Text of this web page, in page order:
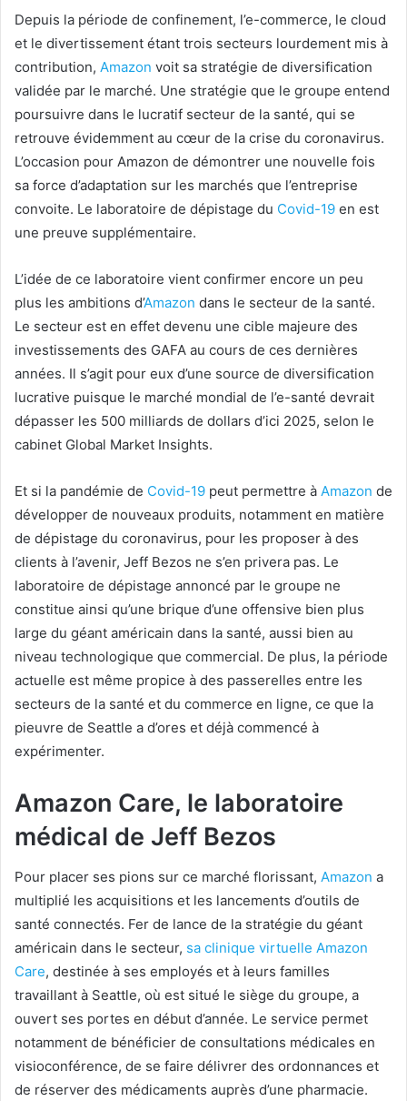
Depuis la période de confinement, l’e-commerce, le cloud
et le divertissement étant trois secteurs lourdement mis à
contribution, Amazon voit sa stratégie de diversification
validée par le marché. Une stratégie que le groupe entend
poursuivre dans le lucratif secteur de la santé, qui se
retrouve évidemment au cœur de la crise du coronavirus.
L’occasion pour Amazon de démontrer une nouvelle fois
sa force d’adaptation sur les marchés que l’entreprise
convoite. Le laboratoire de dépistage du Covid-19 en est
une preuve supplémentaire.
L’idée de ce laboratoire vient confirmer encore un peu
plus les ambitions d’Amazon dans le secteur de la santé.
Le secteur est en effet devenu une cible majeure des
investissements des GAFA au cours de ces dernières
années. Il s’agit pour eux d’une source de diversification
lucrative puisque le marché mondial de l’e-santé devrait
dépasser les 500 milliards de dollars d’ici 2025, selon le
cabinet Global Market Insights.
Et si la pandémie de Covid-19 peut permettre à Amazon de
développer de nouveaux produits, notamment en matière
de dépistage du coronavirus, pour les proposer à des
clients à l’avenir, Jeff Bezos ne s’en privera pas. Le
laboratoire de dépistage annoncé par le groupe ne
constitue ainsi qu’une brique d’une offensive bien plus
large du géant américain dans la santé, aussi bien au
niveau technologique que commercial. De plus, la période
actuelle est même propice à des passerelles entre les
secteurs de la santé et du commerce en ligne, ce que la
pieuvre de Seattle a d’ores et déjà commencé à
expérimenter.
Amazon Care, le laboratoire
médical de Jeff Bezos
Pour placer ses pions sur ce marché florissant, Amazon a
multiplié les acquisitions et les lancements d’outils de
santé connectés. Fer de lance de la stratégie du géant
américain dans le secteur, sa clinique virtuelle Amazon
Care, destinée à ses employés et à leurs familles
travaillant à Seattle, où est situé le siège du groupe, a
ouvert ses portes en début d’année. Le service permet
notamment de bénéficier de consultations médicales en
visioconférence, de se faire délivrer des ordonnances et
de réserver des médicaments auprès d’une pharmacie.